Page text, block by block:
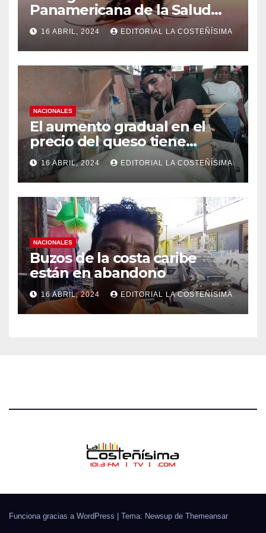
Panamericana de la Salud
(OPS), recomienda reforzar
medidas ante el aumento de
casos de dengue
16 ABRIL, 2024 EDITORIAL LA COSTEÑÍSIMA
NACIONALES
El aumento gradual en el
precio del queso tiene
efectos a las Panaderias
16 ABRIL, 2024 EDITORIAL LA COSTEÑÍSIMA
NACIONALES
Buzos de la costa caribe
están en abandono
16 ABRIL, 2024 EDITORIAL LA COSTEÑÍSIMA
Funciona gracias a WordPress Tema: Newsup de Themeansar